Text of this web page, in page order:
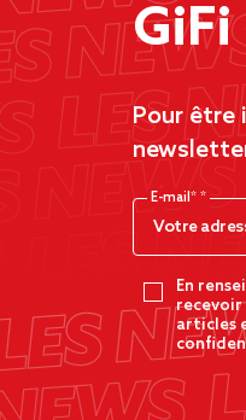
GiFi
Pour être
E-mail*
En
recevoir
articles